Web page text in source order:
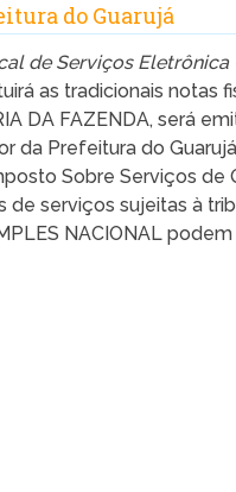
do Guarujá
de Serviços Eletrônica
as tradicionais notas
DA FAZENDA, será
da Prefeitura do
Sobre Serviços
de serviços sujeitas à
NACIONAL